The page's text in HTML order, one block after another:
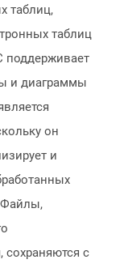
таблиц,
таблиц
поддерживает
и диаграммы
он
и
Файлы,
сохраняются с